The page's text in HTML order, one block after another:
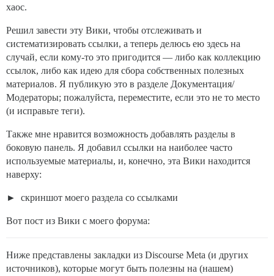
хаос.
Решил завести эту Вики, чтобы отслеживать и
систематизировать ссылки, а теперь делюсь ею здесь на
случай, если кому-то это пригодится — либо как коллекцию
ссылок, либо как идею для сбора собственных полезных
материалов. Я публикую это в разделе Документация/
Модераторы; пожалуйста, переместите, если это не то место
(и исправьте теги).
Также мне нравится возможность добавлять разделы в
боковую панель. Я добавил ссылки на наиболее часто
используемые материалы, и, конечно, эта Вики находится
наверху:
скриншот моего раздела со ссылками
Вот пост из Вики с моего форума:
Ниже представлены закладки из Discourse Meta (и других
источников), которые могут быть полезны на (нашем)